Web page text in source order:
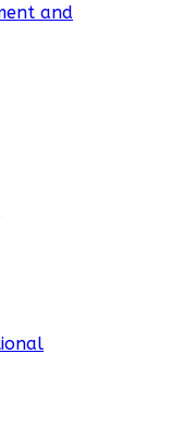
and